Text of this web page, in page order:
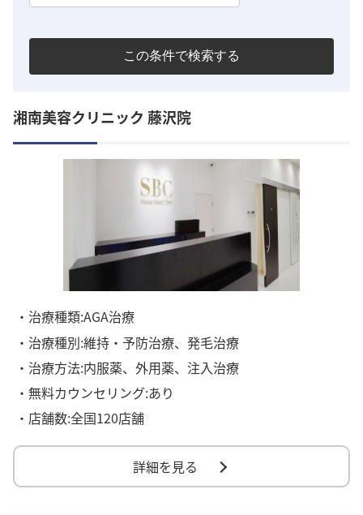
この条件で検索する
湘南美容クリニック 藤沢院
・治療種類:AGA治療
・治療種別:維持・予防治療、発毛治療
・治療方法:内服薬、外用薬、注入治療
・無料カウンセリング:あり
・店舗数:全国120店舗
詳細を見る